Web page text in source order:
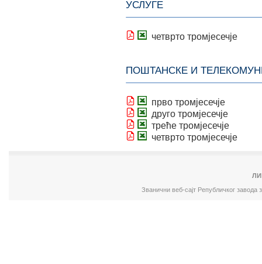
УСЛУГЕ
четврто тромјесечје
ПОШТАНСКЕ И
прво тромјесечје
друго тромјесечје
треће тромјесечје
четврто тромјесечје
Званични веб-сајт Републичког